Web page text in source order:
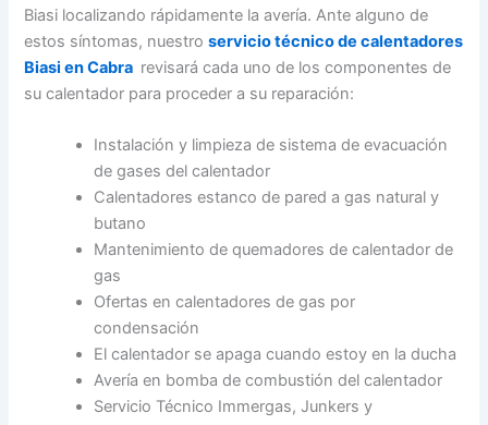
Biasi localizando rápidamente la avería. Ante alguno de
estos síntomas, nuestroservicio técnico de calentadores
Biasi en Cabra revisará cada uno de los componentes de
su calentador para proceder a su reparación:
Instalación y limpieza de sistema de evacuación
de gases del calentador
Calentadores estanco de pared a gas natural y
butano
Mantenimiento de quemadores de calentador de
gas
Ofertas en calentadores de gas por
condensación
El calentador se apaga cuando estoy en la ducha
Avería en bomba de combustión del calentador
Servicio Técnico Immergas, Junkers y